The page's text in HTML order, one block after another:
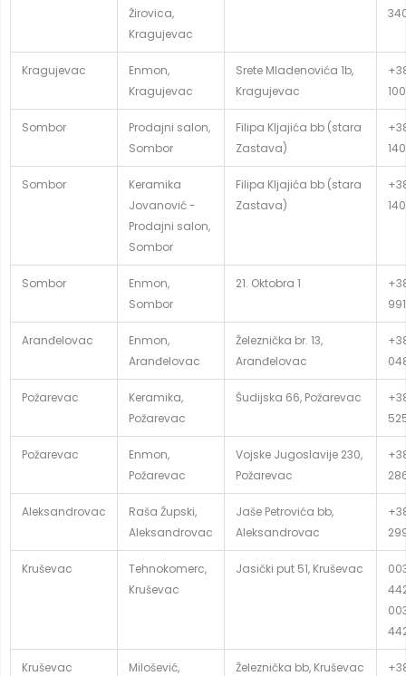
Žirovica,
Kragujevac
Kragujevac
Enmon,
Kragujevac
Srete Mladenovića 1b,
Kragujevac
Sombor
Prodajni salon,
Sombor
Filipa Kljajića bb (stara
Zastava)
140
Sombor
Keramika
Jovanović -
Prodajni salon,
Sombor
Filipa Kljajića bb (stara
Zastava)
140
Sombor
Enmon,
Sombor
21. Oktobra 1
991
Aranđelovac
Enmon,
Aranđelovac
Železnička br. 13,
Aranđelovac
Požarevac
Keramika,
Požarevac
Šudijska 66, Požarevac
Požarevac
Enmon,
Požarevac
Vojske Jugoslavije 230,
Požarevac
Aleksandrovac
Raša Župski,
Aleksandrovac
Jaše Petrovića bb,
Aleksandrovac
Kruševac
Tehnokomerc,
Kruševac
Jasički put 51, Kruševac
Kruševac
Milošević,
Železnička bb, Kruševac